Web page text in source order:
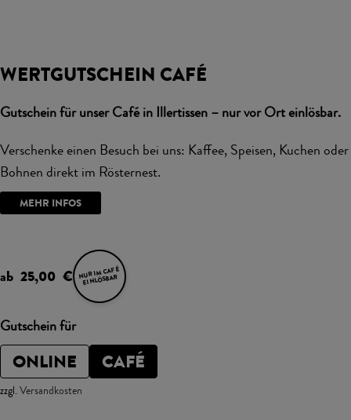
WERTGUTSCHEIN CAFÉ
Gutschein für unser Café in Illertissen – nur vor Ort einlösbar.
Verschenke einen Besuch bei uns: Kaffee, Speisen, Kuchen oder
Bohnen direkt im Rösternest.
MEHR INFOS
ab 25,00 € NUR IM CAFÉ
EINLÖSBAR
Gutschein für
ONLINE CAFÉ
zzgl. Versandkosten